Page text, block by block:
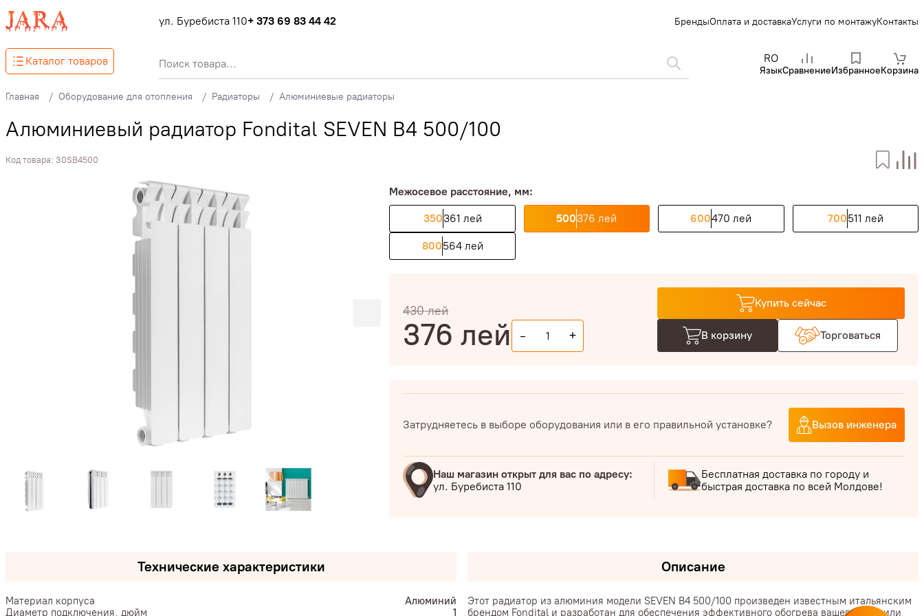
ул. Буребиста 110+ 373 69 83 44 42 БрендыОплата и доставкаУслуги по монтажуКонтакты
Каталог товаров RO
ЯзыкСравнениеИзбранноеКорзина
Главная Оборудование для отопления Радиаторы Алюминиевые радиаторы
Алюминиевый радиатор Fondital SEVEN B4 500/100
Код товара: 30SB4500
Межосевое расстояние, мм:
350361 лей 500376 лей 600470 лей 700511 лей
800564 лей
430лей
376 лей - +
Купить сейчас
В корзину Торговаться
Затрудняетесь в выборе оборудования или в его правильной установке? Вызов инженера
Наш магазин открыт для вас по адресу:
ул. Буребиста 110
Бесплатная доставка по городу и
быстрая доставка по всей Молдове!
Технические характеристики
Материал корпуса
Алюминий
Диаметр подключения, дюйм
1
Описание
Этот радиатор из алюминия модели SEVEN B4 500/100 произведен известным итальянским
брендом Fondital и разработан для обеспечения эффективного обогрева вашего дома или